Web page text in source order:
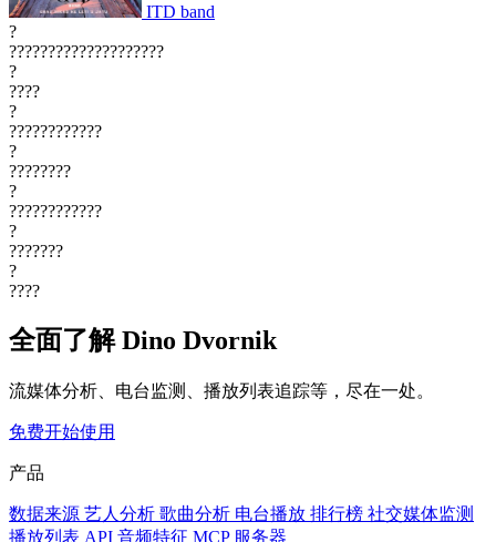
ITD band
?
????????????????????
?
????
?
????????????
?
????????
?
????????????
?
???????
?
????
全面了解 Dino Dvornik
流媒体分析、电台监测、播放列表追踪等，尽在一处。
免费开始使用
产品
数据来源 艺人分析 歌曲分析 电台播放 排行榜 社交媒体监测
播放列表 API 音频特征 MCP 服务器